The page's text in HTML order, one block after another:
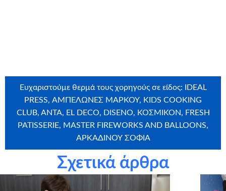
Ευχαριστούμε θερμά τους χορηγούς σε είδος: IDEAL
PRESS, ΑΜΠΕΛΩΝΕΣ ΜΑΡΚΟΥ, KIDS COOKING
CLUB, ANTA, EL DECO, DISENO, ΚΟΣΜΙΚΟΝ, FRESH
PATISSERIE, MASTER FIREWORKS AND BALLOONS,
ΑΡΚΑΔΙΝΟΥ ΣΟΦΙΑ
Ευχαριστούμε θερμά την εταιρείαCraftbox.gr
για την
αποστολή birthday box – έκπληξη σε όλα τα παιδιά μας,
Σχετικά άρθρα